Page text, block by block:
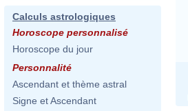
Calculs astrologiques
Horoscope personnalisé
Horoscope du jour
Personnalité
Ascendant et thème astral
Signe et Ascendant